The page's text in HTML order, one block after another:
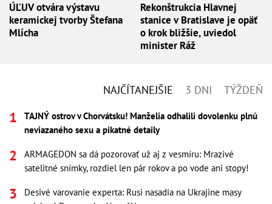
ÚĽUV otvára výstavu
keramickej tvorby Štefana
Mlícha
Rekonštrukcia Hlavnej
stanice v Bratislave je opäť
o krok bližšie, uviedol
minister Ráž
NAJČÍTANEJŠIE 3 DNI TÝŽDEŇ
TAJNÝ ostrov v Chorvátsku! Manželia odhalili dovolenku plnú
neviazaného sexu a pikatné detaily
ARMAGEDON sa dá pozorovať už aj z vesmíru: Mrazivé
satelitné snímky, rozdiel len pár rokov a po vode ani stopy!
Desivé varovanie experta: Rusi nasadia na Ukrajine masy